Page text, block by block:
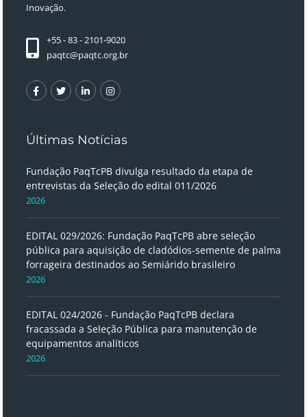
Inovação.
+55 - 83 - 2101-9020
paqtc@paqtc.org.br
Últimas Notícias
Fundação PaqTcPB divulga resultado da etapa de
entrevistas da Seleção do edital 011/2026
2026
EDITAL 029/2026: Fundação PaqTcPB abre seleção
pública para aquisição de cladódios-semente de palma
forrageira destinados ao Semiárido brasileiro
2026
EDITAL 024/2026 - Fundação PaqTcPB declara
fracassada a Seleção Pública para manutenção de
equipamentos analíticos
2026